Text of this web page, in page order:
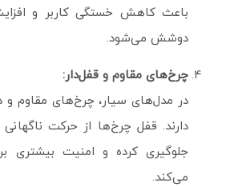
باعث کاهش خستگی کاربر و
دوشش می‌شود.
چرخ‌های مقاوم و قفل‌دار:
در مدل‌های سیار، چرخ‌های مقاوم و
دارند. قفل چرخ‌ها از حرکت
جلوگیری کرده و امنیت بیشتری
می‌کند.